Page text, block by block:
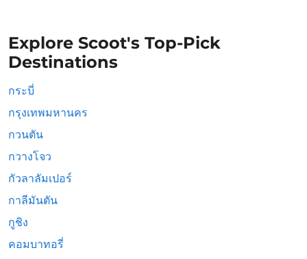
Explore Scoot's Top-Pick
Destinations
กระบี่
กรุงเทพมหานคร
กวนตัน
กวางโจว
กัวลาลัมเปอร์
กาลีมันตัน
กูชิง
คอมบาทอรี่